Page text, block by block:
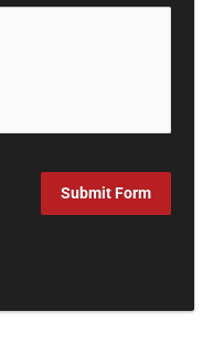
Submit Form